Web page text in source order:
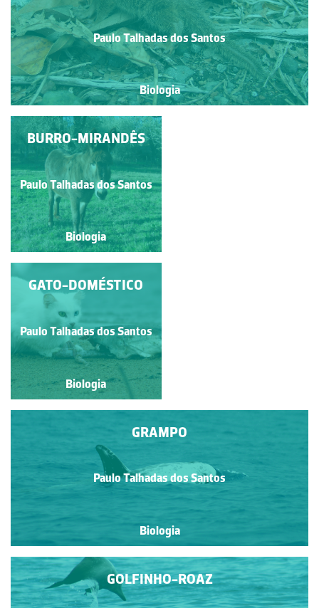
Paulo Talhadas dos Santos
Biologia
OURIÇO-CACHEIRO
Paulo Talhadas dos Santos
Biologia
BURRO-MIRANDÊS
Paulo Talhadas dos Santos
Biologia
RAPOSA-VERMELHA
Paulo Talhadas dos Santos
Biologia
GRAMPO
Paulo Talhadas dos Santos
Biologia
GOLFINHO-ROAZ
GATO-DOMÉSTICO
Paulo Talhadas dos Santos
Biologia